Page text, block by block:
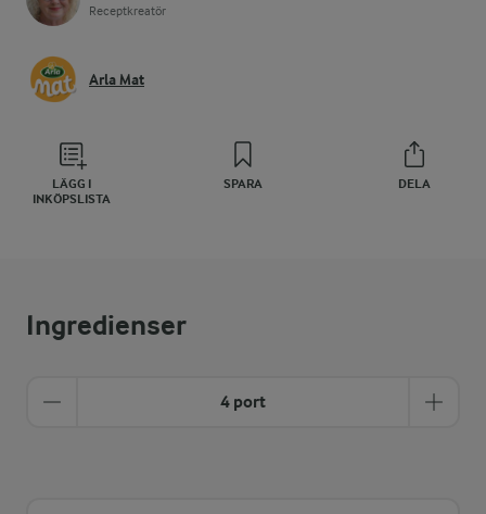
Receptkreatör
Arla Mat
LÄGG I
INKÖPSLISTA
SPARA DELA
Ingredienser
4 port